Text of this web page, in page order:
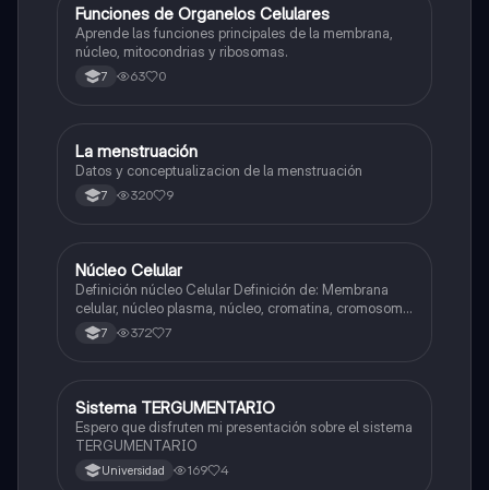
FBiologia
Funciones de Organelos Celulares
Aprende las funciones principales de la membrana,
núcleo, mitocondrias y ribosomas.
7 63 0
Biologia
La menstruación
Datos y conceptualizacion de la menstruación
7 320 9
Biologia
Núcleo Celular
Definición núcleo Celular Definición de: Membrana
celular, núcleo plasma, núcleo, cromatina, cromosoma
Interfase Fases de la interfase
7 372 7
Biologia
Sistema TERGUMENTARIO
Espero que disfruten mi presentación sobre el sistema
TERGUMENTARIO
Universidad 169 4